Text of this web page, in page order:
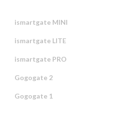
ismartgate MINI
ismartgate LITE
ismartgate PRO
Gogogate 2
Gogogate 1